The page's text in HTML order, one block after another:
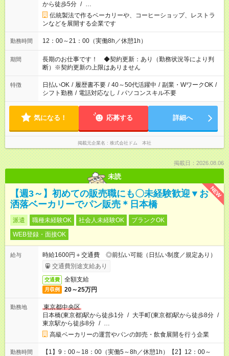
から徒歩5分 / …
伝統製法で作るベーカリーや、コーヒーショップ、レストラ
ンなどを展開する企業です
勤務時間 12：00～21：00（実働8h／休憩1h）
期間
長期のお仕事です！ ◆契約更新：あり（勤務状況等により判
断）※契約更新の上限はありません
特徴 日払いOK / 履歴書不要 / 40～50代活躍中 / 副業・WワークOK /
シフト勤務 / 電話対応なし / パソコンスキル不要
気になる！ 応募する 詳細へ
掲載元企業名 株式会社ドム 本社
掲載日：2026.08.06
未読
NEW
【週3～】初めての販売職にも〇未経験歓迎▼お
洒落ベーカリーでパン販売＊日本橋
派遣 職種未経験OK 社会人未経験OK
ブランクOK
WEB登録・面接OK
給与
時給1600円＋交通費 ◎前払い可能（日払い制度／規定あり）
交通費別途支給あり
交通費 全額支給
月収例 20～25万円
勤務地
東京都中央区
日本橋(東京都)駅から徒歩1分 / 大手町(東京都)駅から徒歩8分 /
東京駅から徒歩8分 / …
高級ベーカリーの運営やパンの卸売・飲食展開を行う企業
勤務時間
【1】9：00～18：00（実働5～8h／休憩1h）【2】12：00～